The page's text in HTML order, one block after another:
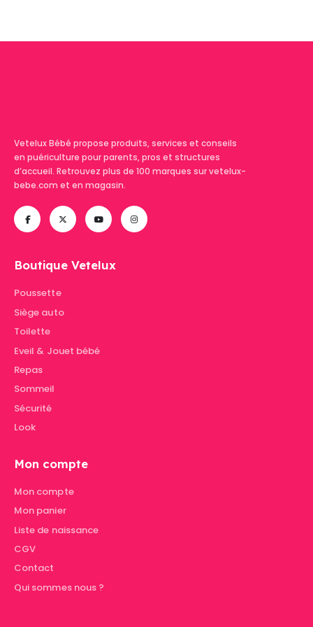
Vetelux Bébé propose produits, services et conseils
en puériculture pour parents, pros et structures
d’accueil. Retrouvez plus de 100 marques sur vetelux-
bebe.com et en magasin.
Boutique Vetelux
Poussette
Siège auto
Toilette
Eveil & Jouet bébé
Repas
Sommeil
Sécurité
Look
Mon compte
Mon compte
Mon panier
Liste de naissance
CGV
Contact
Qui sommes nous ?